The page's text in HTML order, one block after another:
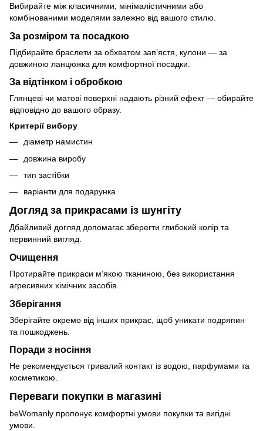
Вибирайте між класичними, мінімалістичними або
комбінованими моделями залежно від вашого стилю.
За розміром та посадкою
Підбирайте браслети за обхватом зап’ястя, кулони — за
довжиною ланцюжка для комфортної посадки.
За відтінком і обробкою
Глянцеві чи матові поверхні надають різний ефект — обирайте
відповідно до вашого образу.
Критерії вибору
діаметр намистин
довжина виробу
тип застібки
варіанти для подарунка
Догляд за прикрасами із шунгіту
Дбайливий догляд допомагає зберегти глибокий колір та
первинний вигляд.
Очищення
Протирайте прикраси м’якою тканиною, без використання
агресивних хімічних засобів.
Зберігання
Зберігайте окремо від інших прикрас, щоб уникати подряпин
та пошкоджень.
Поради з носіння
Не рекомендується тривалий контакт із водою, парфумами та
косметикою.
Переваги покупки в магазині
beWomanly пропонує комфортні умови покупки та вигідні
умови.